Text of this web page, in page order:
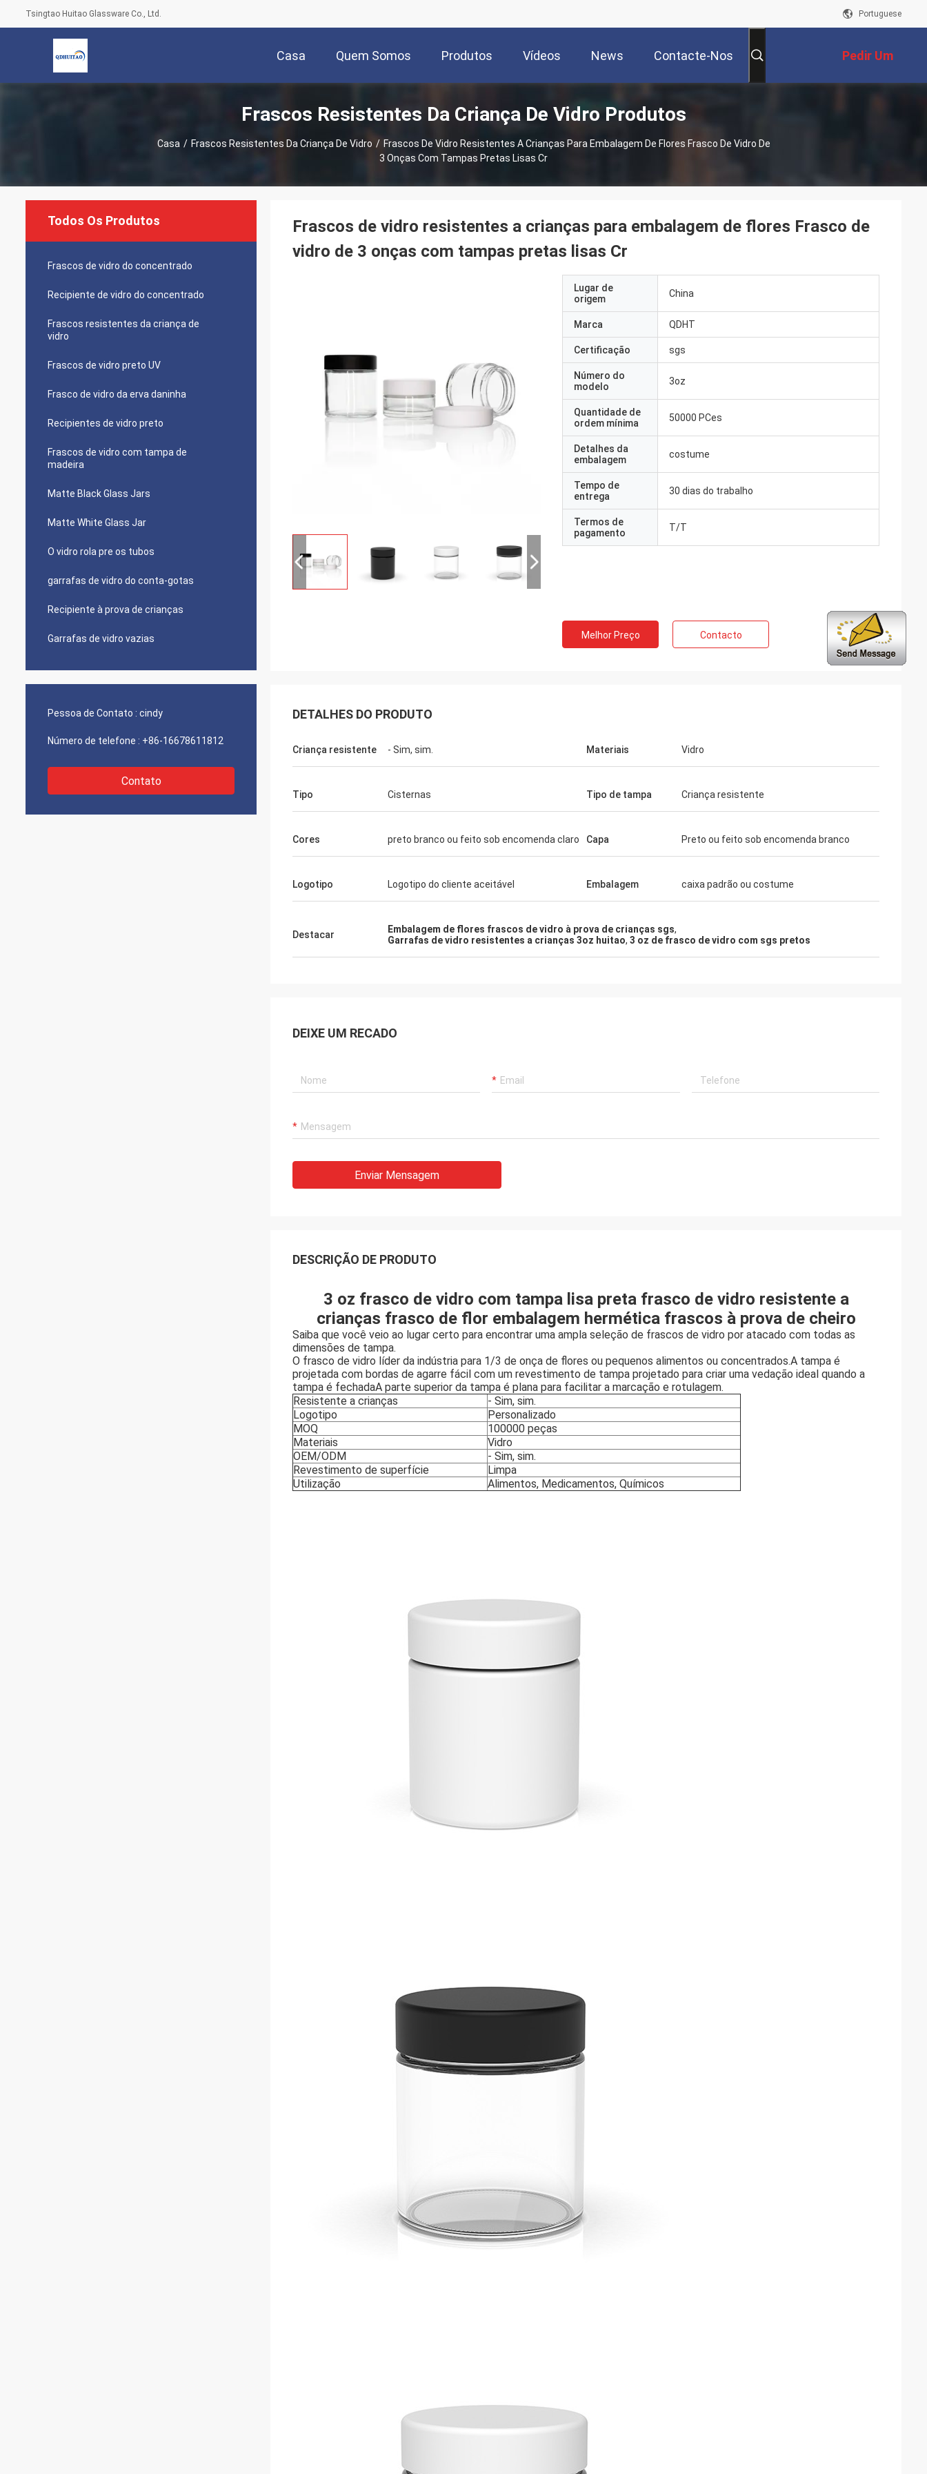
Tsingtao Huitao Glassware Co., Ltd. Portuguese
Casa Quem Somos Produtos Vídeos News Contacte-Nos Pedir Um
Orçamento
Frascos Resistentes Da Criança De Vidro Produtos
Casa / Frascos Resistentes Da Criança De Vidro / Frascos De Vidro Resistentes A Crianças Para Embalagem De Flores Frasco De Vidro De
3 Onças Com Tampas Pretas Lisas Cr
Todos Os Produtos
Frascos de vidro do concentrado
Recipiente de vidro do concentrado
Frascos resistentes da criança de
vidro
Frascos de vidro preto UV
Frasco de vidro da erva daninha
Recipientes de vidro preto
Frascos de vidro com tampa de
madeira
Matte Black Glass Jars
Matte White Glass Jar
O vidro rola pre os tubos
garrafas de vidro do conta-gotas
Recipiente à prova de crianças
Garrafas de vidro vazias
Pessoa de Contato : cindy
Número de telefone : +86-16678611812
Contato
Frascos de vidro resistentes a crianças para embalagem de flores Frasco de
vidro de 3 onças com tampas pretas lisas Cr
Lugar de
origem
China
Marca QDHT
Certificação sgs
Número do
modelo
3oz
Quantidade de
ordem mínima
50000 PCes
Detalhes da
embalagem
costume
Tempo de
entrega
30 dias do trabalho
Termos de
pagamento
T/T
Melhor Preço Contacto
DETALHES DO PRODUTO
Criança resistente - Sim, sim. Materiais Vidro
Tipo Cisternas Tipo de tampa Criança resistente
Cores preto branco ou feito sob encomenda claro Capa Preto ou feito sob encomenda branco
Logotipo Logotipo do cliente aceitável Embalagem caixa padrão ou costume
Destacar Embalagem de flores frascos de vidro à prova de crianças sgs,
Garrafas de vidro resistentes a crianças 3oz huitao, 3 oz de frasco de vidro com sgs pretos
DEIXE UM RECADO
Enviar Mensagem
DESCRIÇÃO DE PRODUTO
3 oz frasco de vidro com tampa lisa preta frasco de vidro resistente a
crianças frasco de flor embalagem hermética frascos à prova de cheiro
Saiba que você veio ao lugar certo para encontrar uma ampla seleção de frascos de vidro por atacado com todas as
dimensões de tampa.
O frasco de vidro líder da indústria para 1/3 de onça de flores ou pequenos alimentos ou concentrados.A tampa é
projetada com bordas de agarre fácil com um revestimento de tampa projetado para criar uma vedação ideal quando a
tampa é fechadaA parte superior da tampa é plana para facilitar a marcação e rotulagem.
Resistente a crianças
- Sim, sim.
Logotipo
Personalizado
MOQ
100000 peças
Materiais
Vidro
OEM/ODM
- Sim, sim.
Revestimento de superfície
Limpa
Utilização
Alimentos, Medicamentos, Químicos